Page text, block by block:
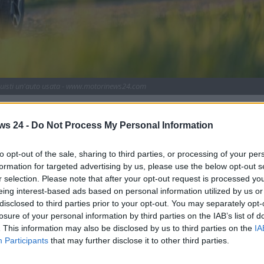
24 - Do Not Process My Personal Information
opt-out of the sale, sharing to third parties, or processing of your
for targeted advertising by us, please use the below opt-out
selection. Please note that after your opt-out request is processed
interest-based ads based on personal information utilized by us
to third parties prior to your opt-out. You may separately
of your personal information by third parties on the IAB’s list of
This information may also be disclosed by us to third parties on the
Participants that may further disclose it to other third parties.
una specifica truffa messa in atto sulle auto
Scopriamo il nuovo inganno che non farà
clamorosa crescita. Se l’acquisto delle macchine nuove non
al contrario, va a gonfie vele. Per il quinto mese di fila,
positivo rispetto allo stesso periodo dell’anno
delle auto usate segna un +2,2% rispetto al medesimo
delle vetture usate rispetto a quelle nuove
e verso le nuove auto elettriche. Le macchine usate non